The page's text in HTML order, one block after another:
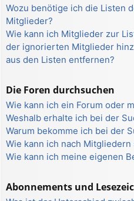
Wozu benötige ich die Listen
Mitglieder?
Wie kann ich Mitglieder zur
der ignorierten Mitglieder
aus den Listen entfernen?
Die Foren durchsuchen
Wie kann ich ein Forum oder
Weshalb erhalte ich bei der
Warum bekomme ich bei der
Wie kann ich nach Mitgliedern
Wie kann ich meine eigenen
Abonnements und